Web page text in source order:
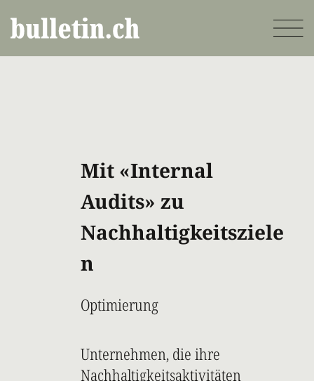
zum
Inhalt
Mit «Internal
Audits» zu
Nachhaltigkeitsziele
n
Optimierung
Unternehmen, die ihre
Nachhaltigkeitsaktivitäten